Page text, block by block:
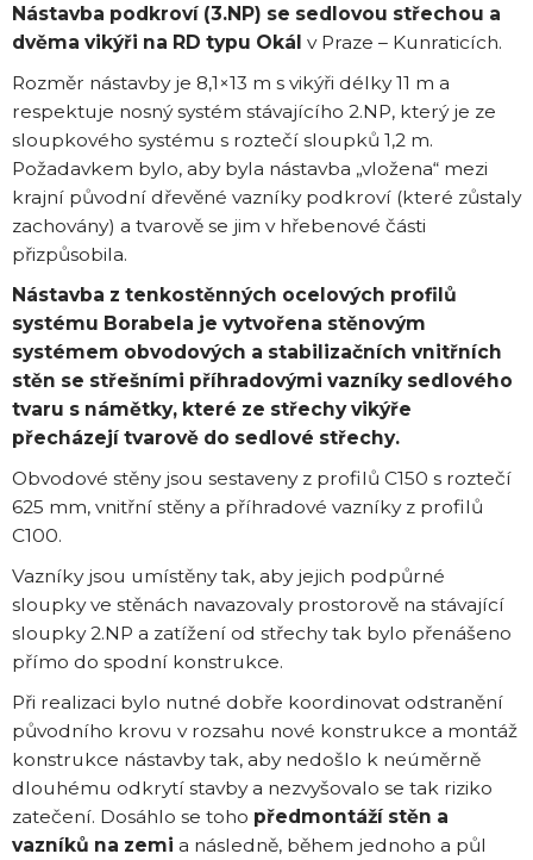
Nástavba podkroví (3.NP) se sedlovou střechou a
dvěma vikýři na RD typu Okál v Praze – Kunraticích.
Rozměr nástavby je 8,1×13 m s vikýři délky 11 m a
respektuje nosný systém stávajícího 2.NP, který je ze
sloupkového systému s roztečí sloupků 1,2 m.
Požadavkem bylo, aby byla nástavba „vložena“ mezi
krajní původní dřevěné vazníky podkroví (které zůstaly
zachovány) a tvarově se jim v hřebenové části
přizpůsobila.
Nástavba z tenkostěnných ocelových profilů
systému Borabela je vytvořena stěnovým
systémem obvodových a stabilizačních vnitřních
stěn se střešními příhradovými vazníky sedlového
tvaru s námětky, které ze střechy vikýře
přecházejí tvarově do sedlové střechy.
Obvodové stěny jsou sestaveny z profilů C150 s roztečí
625 mm, vnitřní stěny a příhradové vazníky z profilů
C100.
Vazníky jsou umístěny tak, aby jejich podpůrné
sloupky ve stěnách navazovaly prostorově na stávající
sloupky 2.NP a zatížení od střechy tak bylo přenášeno
přímo do spodní konstrukce.
Při realizaci bylo nutné dobře koordinovat odstranění
původního krovu v rozsahu nové konstrukce a montáž
konstrukce nástavby tak, aby nedošlo k neúměrně
dlouhému odkrytí stavby a nezvyšovalo se tak riziko
zatečení. Dosáhlo se toho předmontáží stěn a
vazníků na zemi a následně, během jednoho a půl